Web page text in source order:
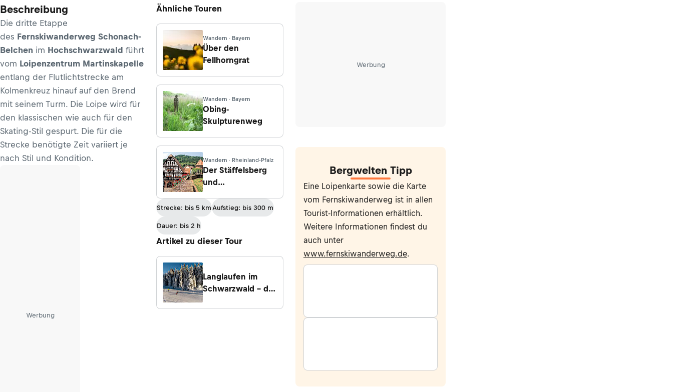
Beschreibung
Die dritte Etappe
des Fernskiwanderweg Schonach-
Belchen im Hochschwarzwald führt
vom Loipenzentrum Martinskapelle
entlang der Flutlichtstrecke am
Kolmenkreuz hinauf auf den Brend
mit seinem Turm. Die Loipe wird für
den klassischen wie auch für den
Skating-Stil gespurt. Die für die
Strecke benötigte Zeit variiert je
nach Stil und Kondition.
Werbung
Ähnliche Touren
Wandern · Bayern
Über den
Fellhorngrat
Wandern · Bayern
Obing-
Skulpturenweg
Wandern · Rheinland-Pfalz
Der Stäffelsberg
und
Strecke: bis 5 km Aufstieg: bis 300 m
Dauer: bis 2 h
Artikel zu dieser Tour
Langlaufen im
Schwarzwald – der
Werbung
Bergwelten Tipp
Eine Loipenkarte sowie die Karte
vom Fernskiwanderweg ist in allen
Tourist-Informationen erhältlich.
Weitere Informationen findest du
auch unter
www.fernskiwanderweg.de.